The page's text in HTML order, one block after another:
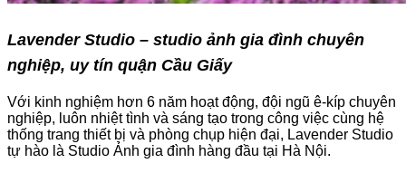
Lavender Studio – studio ảnh gia đình chuyên
nghiệp, uy tín quận Cầu Giấy
Với kinh nghiệm hơn 6 năm hoạt động, đội ngũ ê-kíp chuyên
nghiệp, luôn nhiệt tình và sáng tạo trong công việc cùng hệ
thống trang thiết bị và phòng chụp hiện đại, Lavender Studio
tự hào là Studio Ảnh gia đình hàng đầu tại Hà Nội.